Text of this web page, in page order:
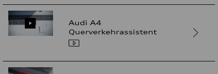
Audi A4
Querverkehrassistent